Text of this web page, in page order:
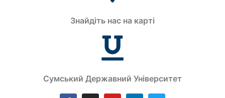
Знайдіть нас на карті
Сумський Державний Університет